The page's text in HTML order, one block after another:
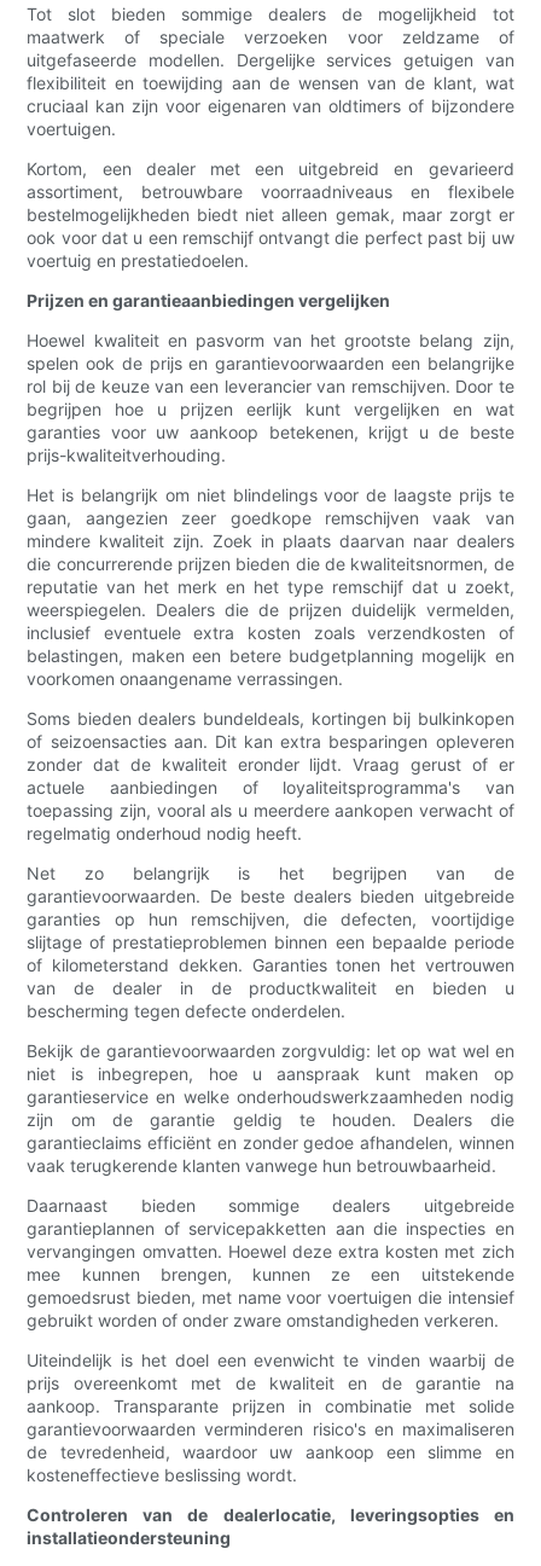
Tot slot bieden sommige dealers de mogelijkheid tot
maatwerk of speciale verzoeken voor zeldzame of
uitgefaseerde modellen. Dergelijke services getuigen van
flexibiliteit en toewijding aan de wensen van de klant, wat
cruciaal kan zijn voor eigenaren van oldtimers of bijzondere
voertuigen.
Kortom, een dealer met een uitgebreid en gevarieerd
assortiment, betrouwbare voorraadniveaus en flexibele
bestelmogelijkheden biedt niet alleen gemak, maar zorgt er
ook voor dat u een remschijf ontvangt die perfect past bij uw
voertuig en prestatiedoelen.
Prijzen en garantieaanbiedingen vergelijken
Hoewel kwaliteit en pasvorm van het grootste belang zijn,
spelen ook de prijs en garantievoorwaarden een belangrijke
rol bij de keuze van een leverancier van remschijven. Door te
begrijpen hoe u prijzen eerlijk kunt vergelijken en wat
garanties voor uw aankoop betekenen, krijgt u de beste
prijs-kwaliteitverhouding.
Het is belangrijk om niet blindelings voor de laagste prijs te
gaan, aangezien zeer goedkope remschijven vaak van
mindere kwaliteit zijn. Zoek in plaats daarvan naar dealers
die concurrerende prijzen bieden die de kwaliteitsnormen, de
reputatie van het merk en het type remschijf dat u zoekt,
weerspiegelen. Dealers die de prijzen duidelijk vermelden,
inclusief eventuele extra kosten zoals verzendkosten of
belastingen, maken een betere budgetplanning mogelijk en
voorkomen onaangename verrassingen.
Soms bieden dealers bundeldeals, kortingen bij bulkinkopen
of seizoensacties aan. Dit kan extra besparingen opleveren
zonder dat de kwaliteit eronder lijdt. Vraag gerust of er
actuele aanbiedingen of loyaliteitsprogramma's van
toepassing zijn, vooral als u meerdere aankopen verwacht of
regelmatig onderhoud nodig heeft.
Net zo belangrijk is het begrijpen van de
garantievoorwaarden. De beste dealers bieden uitgebreide
garanties op hun remschijven, die defecten, voortijdige
slijtage of prestatieproblemen binnen een bepaalde periode
of kilometerstand dekken. Garanties tonen het vertrouwen
van de dealer in de productkwaliteit en bieden u
bescherming tegen defecte onderdelen.
Bekijk de garantievoorwaarden zorgvuldig: let op wat wel en
niet is inbegrepen, hoe u aanspraak kunt maken op
garantieservice en welke onderhoudswerkzaamheden nodig
zijn om de garantie geldig te houden. Dealers die
garantieclaims efficiënt en zonder gedoe afhandelen, winnen
vaak terugkerende klanten vanwege hun betrouwbaarheid.
Daarnaast bieden sommige dealers uitgebreide
garantieplannen of servicepakketten aan die inspecties en
vervangingen omvatten. Hoewel deze extra kosten met zich
mee kunnen brengen, kunnen ze een uitstekende
gemoedsrust bieden, met name voor voertuigen die intensief
gebruikt worden of onder zware omstandigheden verkeren.
Uiteindelijk is het doel een evenwicht te vinden waarbij de
prijs overeenkomt met de kwaliteit en de garantie na
aankoop. Transparante prijzen in combinatie met solide
garantievoorwaarden verminderen risico's en maximaliseren
de tevredenheid, waardoor uw aankoop een slimme en
kosteneffectieve beslissing wordt.
Controleren van de dealerlocatie, leveringsopties en
installatieondersteuning